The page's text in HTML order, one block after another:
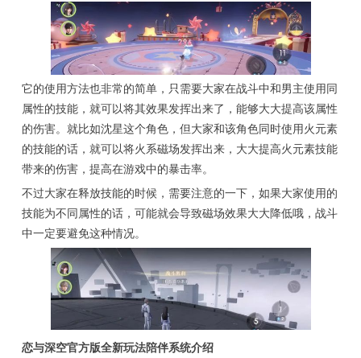
它的使用方法也非常的简单，只需要大家在战斗中和男主使用同
属性的技能，就可以将其效果发挥出来了，能够大大提高该属性
的伤害。就比如沈星这个角色，但大家和该角色同时使用火元素
的技能的话，就可以将火系磁场发挥出来，大大提高火元素技能
带来的伤害，提高在游戏中的暴击率。
不过大家在释放技能的时候，需要注意的一下，如果大家使用的
技能为不同属性的话，可能就会导致磁场效果大大降低哦，战斗
中一定要避免这种情况。
恋与深空官方版全新玩法陪伴系统介绍